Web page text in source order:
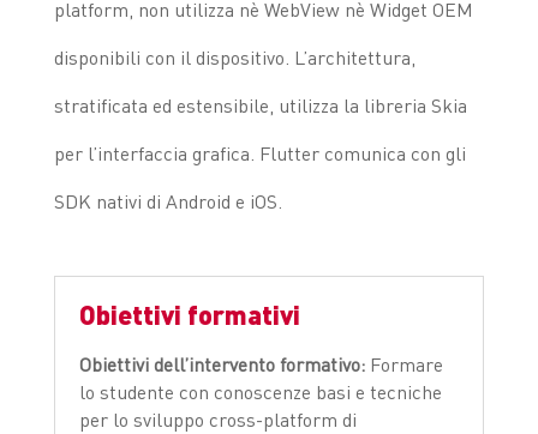
platform, non utilizza nè WebView nè Widget OEM
disponibili con il dispositivo. L’architettura,
stratificata ed estensibile, utilizza la libreria Skia
per l’interfaccia grafica. Flutter comunica con gli
SDK nativi di Android e iOS.
Obiettivi formativi
Obiettivi dell’intervento formativo:Formare
lo studente con conoscenze basi e tecniche
per lo sviluppo cross-platform di